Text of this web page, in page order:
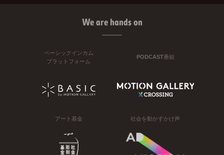
We are hands on
ベーシックインカム
プラットフォーム
PODCAST番組
アート基金 社会を動かすかけ声